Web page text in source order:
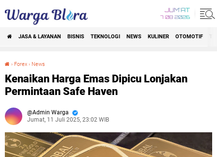
JUM'AT
7 08 2026
JASA & LAYANAN BISNIS TEKNOLOGI NEWS KULINER OTOMOTIF
› Forex › News
Kenaikan Harga Emas Dipicu Lonjakan
Permintaan Safe Haven
Admin Warga
Jumat, 11 Juli 2025, 23:02 WIB